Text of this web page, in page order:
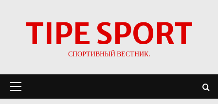
TIPE SPORT
СПОРТИВНЫЙ ВЕСТНИК.
меню